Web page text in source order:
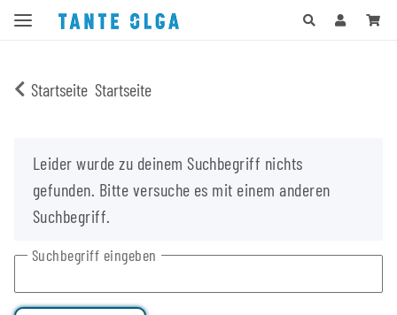
Startseite Startseite
xLeider wurde zu deinem Suchbegriff nichts
gefunden. Bitte versuche es mit einem anderen
Suchbegriff.
Suchbegriff eingeben